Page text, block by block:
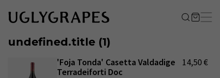
undefined.title (1)
'Foja Tonda' Casetta Valdadige
Terradeiforti Doc
14,50€